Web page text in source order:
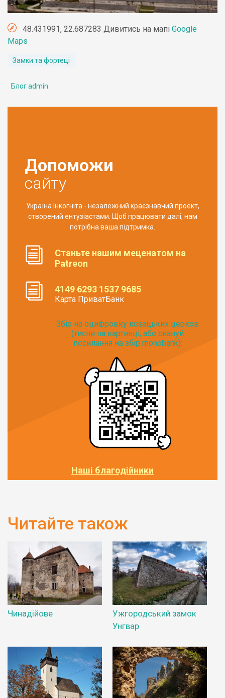
48.431991, 22.687283 Дивитись на мапі Google
Maps
Замки та фортеці
Блог admin
Допоможи
сайту
Україна Інкогніта - незалежний краєзнавчий проект,
створений ентузіастами. Щоб працювати далі, нам
потрібна ваша підтримка.
Станьте нашим меценатом на
Patreon
4149 6293 1537 9685
Карта ПриватБанк
Збір на оцифровку козацьких церков
(тисни на картинці, або скануй
посилання на збір monobank):
Наші благодійники
Читайте також
Чинадійове
Ужгородський замок
Унгвар